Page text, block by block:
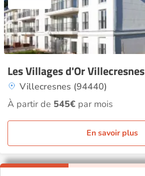
Les Villages d'Or Villecresnes
Villecresnes (94440)
À partir de 545€ par mois
En savoir plus